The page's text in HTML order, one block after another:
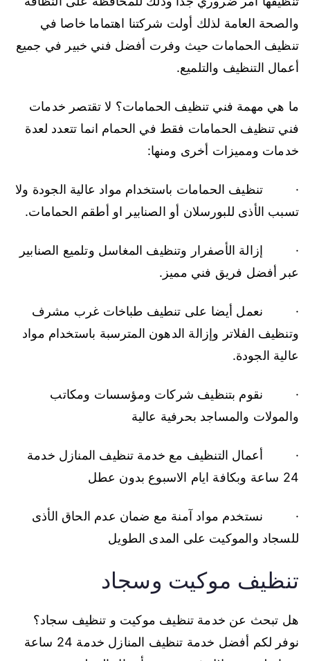
والصحة العامة لذلك أولت شركتنا اهتماما خاصا في
تنظيف الحمامات حيث وفرت أفضل فني خبير في جميع
أعمال التنظيف والتلميع.
ما هي مهمة فني تنظيف الحمامات؟ لا تقتصر خدمات
فني تنظيف الحمامات فقط في الحمام انما تتعدد لعدة
خدمات ومميزات أخرى ومنها:
· تنظيف الحمامات باستخدام مواد عالية الجودة ولا
تسبب الأذى للبورسلان أو الصنابير او أطقم الحمامات.
· إزالة الأصفرار وتنظيف المغاسل وتلميع الصنابير
عبر أفضل فريق فني مميز.
· نعمل أيضا على تنطيف طباخات غرب مشرف
وتنظيف الفلاتر وإزالة الدهون المترسبة باستخدام مواد
عالية الجودة.
· نقوم بتنظيف شركات ومؤسسات ومكاتب
والمولات والمساجد بحرفية عالية
· أعمال التنظيف مع خدمة تنظيف المنازل خدمة
24 ساعة وبكافة ايام الاسبوع بدون عطل
· نستخدم مواد آمنة مع ضمان عدم الحاق الأذى
للسجاد والموكيت على المدى الطويل
تنظيف موكيت وسجاد
هل تبحث عن خدمة تنظيف موكيت و تنظيف سجاد؟
نوفر لكم أفضل خدمة تنظيف المنازل خدمة 24 ساعة